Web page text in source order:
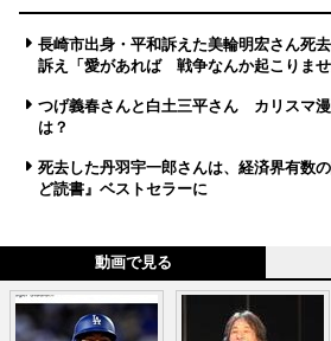
長崎市出身・平和訴えた美輪明宏さん死
訴え「愛があれば 戦争なんか起こりませ
つげ義春さんと白土三平さん カリスマ
は？
死去した丹羽宇一郎さんは、経済界有数
ど読書』ベストセラーに
動画で見る